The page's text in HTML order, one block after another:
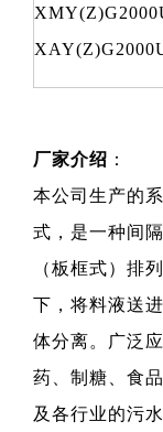
厂家介绍 ：
本公司生产的
式，是一种间
（板框式）排
下，将料液送
体分离。广泛
药、制糖、食
及各行业的污